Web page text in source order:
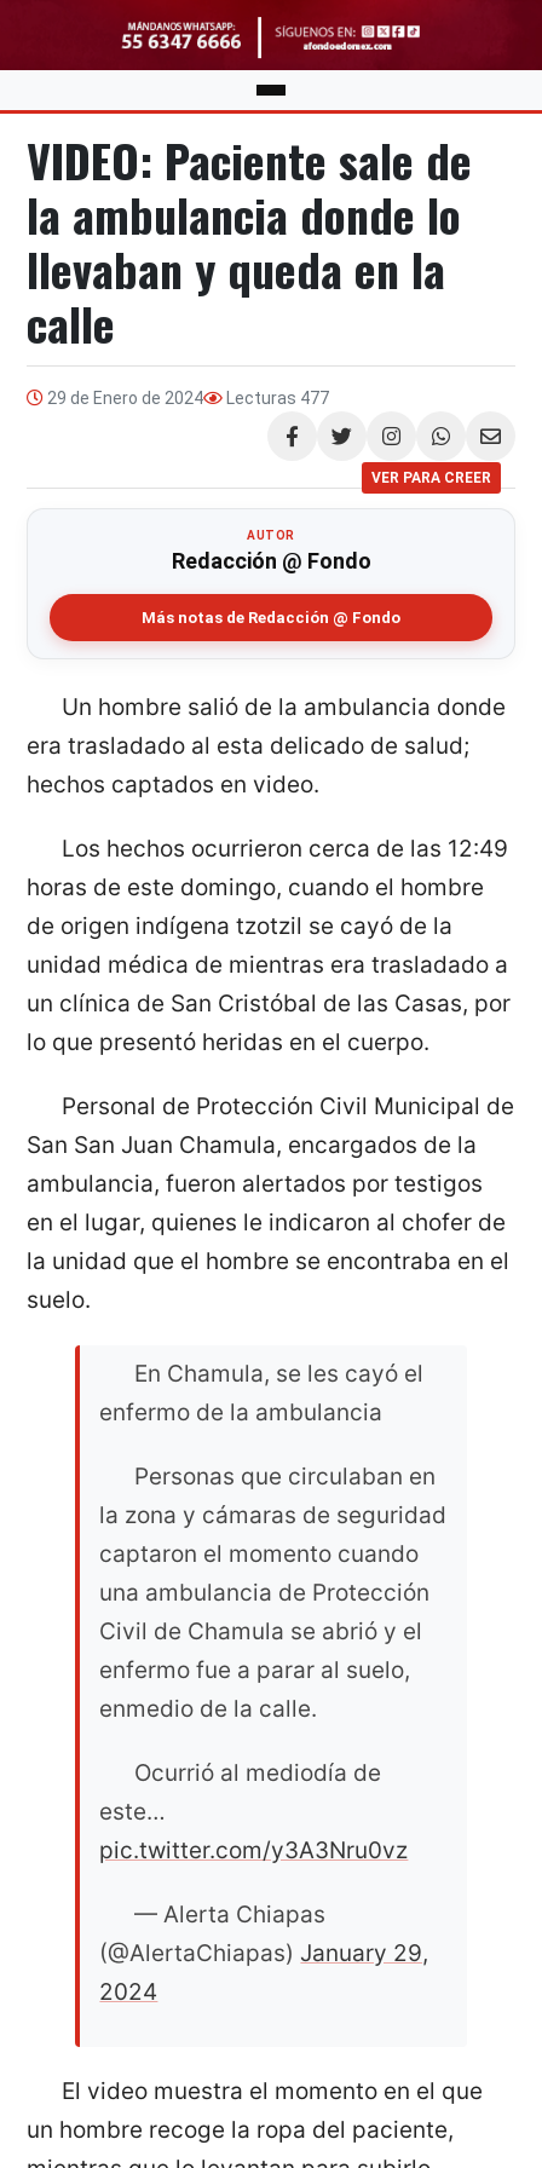
VIDEO: Paciente sale de
la ambulancia donde lo
llevaban y queda en la
calle
29 de Enero de 2024 Lecturas 477
Compartir
VER PARA CREER
AUTOR
Redacción @ Fondo
Más notas de Redacción @ Fondo
Un hombre salió de la ambulancia donde
era trasladado al esta delicado de salud;
hechos captados en video.
Los hechos ocurrieron cerca de las 12:49
horas de este domingo, cuando el hombre
de origen indígena tzotzil se cayó de la
unidad médica de mientras era trasladado a
un clínica de San Cristóbal de las Casas, por
lo que presentó heridas en el cuerpo.
Personal de Protección Civil Municipal de
San San Juan Chamula, encargados de la
ambulancia, fueron alertados por testigos
en el lugar, quienes le indicaron al chofer de
la unidad que el hombre se encontraba en el
suelo.
En Chamula, se les cayó el
enfermo de la ambulancia
Personas que circulaban en
la zona y cámaras de seguridad
captaron el momento cuando
una ambulancia de Protección
Civil de Chamula se abrió y el
enfermo fue a parar al suelo,
enmedio de la calle.
Ocurrió al mediodía de
este…
pic.twitter.com/y3A3Nru0vz
— Alerta Chiapas
(@AlertaChiapas) January 29,
2024
El video muestra el momento en el que
un hombre recoge la ropa del paciente,